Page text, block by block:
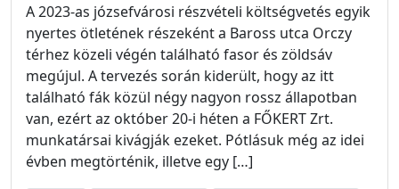
A 2023-as józsefvárosi részvételi költségvetés egyik
nyertes ötletének részeként a Baross utca Orczy
térhez közeli végén található fasor és zöldsáv
megújul. A tervezés során kiderült, hogy az itt
található fák közül négy nagyon rossz állapotban
van, ezért az október 20-i héten a FŐKERT Zrt.
munkatársai kivágják ezeket. Pótlásuk még az idei
évben megtörténik, illetve egy […]